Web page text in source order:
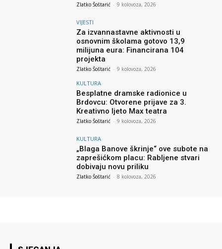
Zlatko Šoštarić - 9 kolovoza, 2026
VIJESTI
Za izvannastavne aktivnosti u
osnovnim školama gotovo 13,9
milijuna eura: Financirana 104
projekta
Zlatko Šoštarić - 9 kolovoza, 2026
KULTURA
Besplatne dramske radionice u
Brdovcu: Otvorene prijave za 3.
Kreativno ljeto Max teatra
Zlatko Šoštarić - 9 kolovoza, 2026
KULTURA
„Blaga Banove škrinje“ ove subote na
zaprešićkom placu: Rabljene stvari
dobivaju novu priliku
Zlatko Šoštarić - 8 kolovoza, 2026